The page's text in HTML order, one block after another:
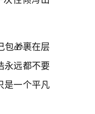
包🎁裹在层
永远都不要
是一个平凡